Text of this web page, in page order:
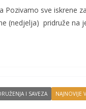
ai p
y
k
Pozivamo sve iskrene
(nedjelja) pridruže na
I SAVEZA NAJNOVIJE